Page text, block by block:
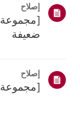
إصلاح
ضعيفة
إصلاح
[مجموعة LG الكهربائية] الأزرار لا تعمل